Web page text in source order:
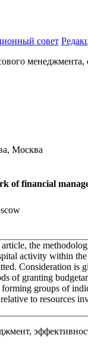
совет
менеджмента,
Москва
of financial
the
activity within the
Consideration is
of granting
groups of
to resources